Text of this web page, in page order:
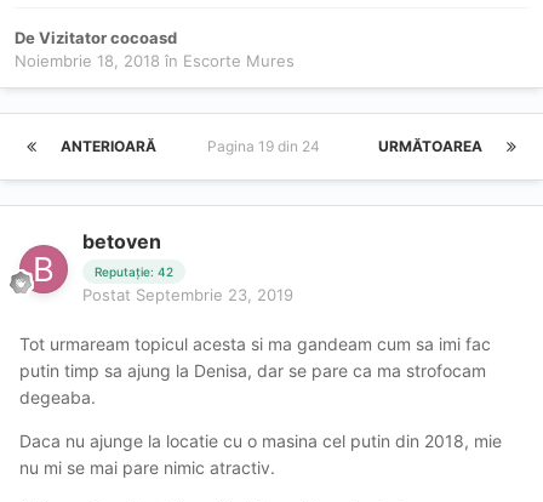
De Vizitator cocoasd
Noiembrie 18, 2018 în Escorte Mures
ANTERIOARĂ URMĂTOAREA
Pagina 19 din 24
betoven
Reputație: 42
Postat Septembrie 23, 2019
Tot urmaream topicul acesta si ma gandeam cum sa imi fac
putin timp sa ajung la Denisa, dar se pare ca ma strofocam
degeaba.
Daca nu ajunge la locatie cu o masina cel putin din 2018, mie
nu mi se mai pare nimic atractiv.